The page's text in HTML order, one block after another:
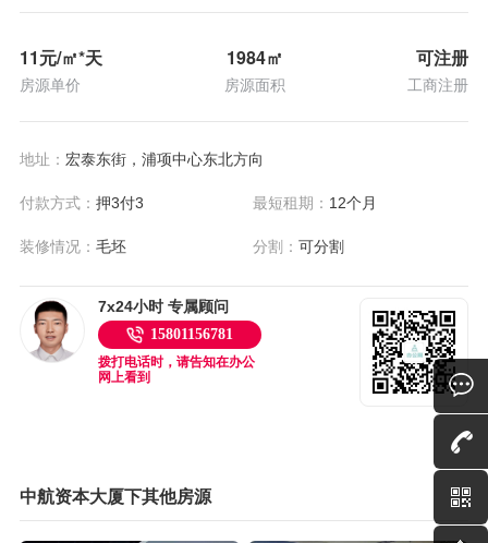
11元/㎡*天
房源单价
1984㎡
房源面积
可注册
工商注册
地址： 宏泰东街，浦项中心东北方向
付款方式： 押3付3 最短租期： 12个月
装修情况： 毛坯 分割：可分割
7x24小时 专属顾问
15801156781
拨打电话时，请告知在办公
网上看到
中航资本大厦下其他房源